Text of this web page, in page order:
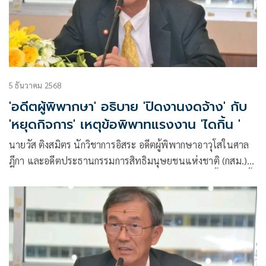
5 ธันวาคม 2568
'อดีตผู้พิพากษา' อธิบาย 'ปิดงานงดจ้าง' กับ
'หยุดกิจการ' เหตุข้อพิพาทแรงงาน 'ไดกิ้น '
นายวัส ติงสมิตร นักวิชาการอิสระ อดีตผู้พิพากษาอาวุโสในศาล
ฎีกา และอดีตประธานกรรมการสิทธิมนุษยชนแห่งชาติ (กสม.)